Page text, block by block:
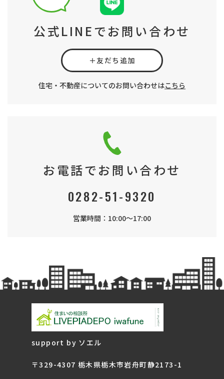
公式LINEでお問い合わせ
＋友だち追加
住宅・不動産についてのお問い合わせはこちら
お電話でお問い合わせ
0282-51-9320
営業時間：10:00～17:00
support by ソエル
〒329-4307 栃木県栃木市岩舟町静2173-1